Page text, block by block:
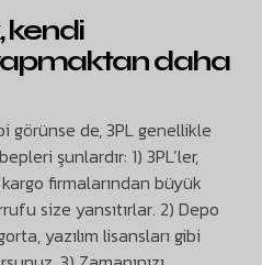
kendi
daha
görünse de, 3PL genellikle
şunlardır: 1) 3PL’ler,
firmalarından büyük
size yansıtırlar. 2) Depo
yazılım lisansları gibi